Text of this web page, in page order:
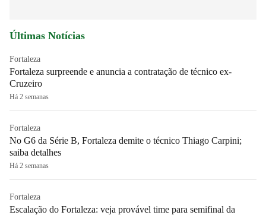
Últimas Notícias
Fortaleza
Fortaleza surpreende e anuncia a contratação de técnico ex-
Cruzeiro
Há 2 semanas
Fortaleza
No G6 da Série B, Fortaleza demite o técnico Thiago Carpini;
saiba detalhes
Há 2 semanas
Fortaleza
Escalação do Fortaleza: veja provável time para semifinal da